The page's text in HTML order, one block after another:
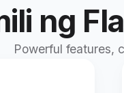
ng
Powerful features,